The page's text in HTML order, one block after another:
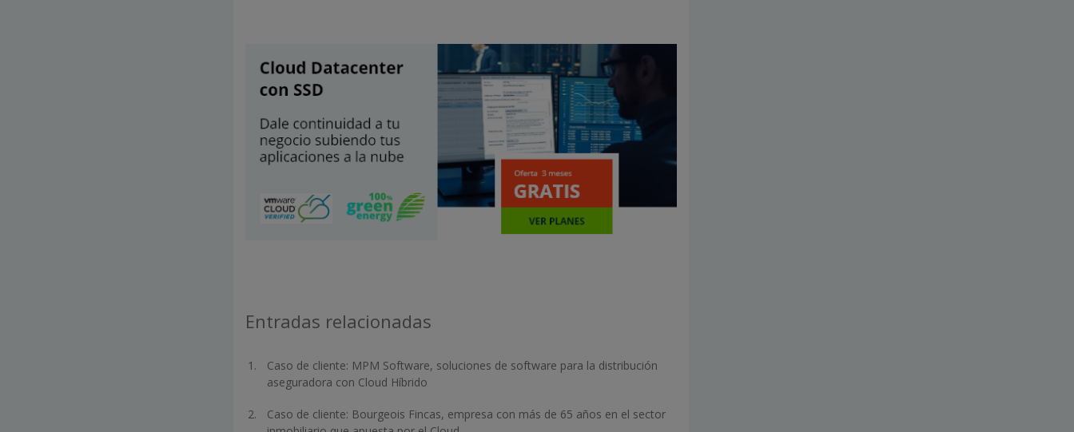
Entradas relacionadas
Caso de cliente: MPM Software, soluciones de software para la distribución
aseguradora con Cloud Híbrido
Caso de cliente: Bourgeois Fincas, empresa con más de 65 años en el sector